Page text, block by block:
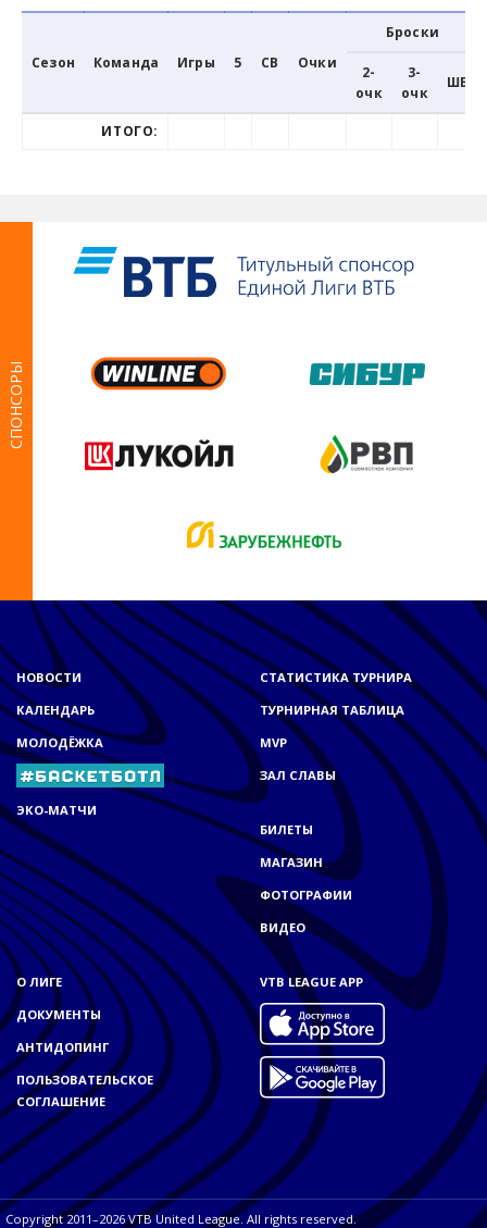
СПОНСОРЫ
НОВОСТИ
КАЛЕНДАРЬ
МОЛОДЁЖКА
ЭКО-МАТЧИ
СТАТИСТИКА ТУРНИРА
ТУРНИРНАЯ ТАБЛИЦА
MVP
ЗАЛ СЛАВЫ
БИЛЕТЫ
МАГАЗИН
ФОТОГРАФИИ
ВИДЕО
О ЛИГЕ
ДОКУМЕНТЫ
АНТИДОПИНГ
ПОЛЬЗОВАТЕЛЬСКОЕ
СОГЛАШЕНИЕ
VTB LEAGUE APP
Copyright 2011–2026 VTB United League. All rights reserved.